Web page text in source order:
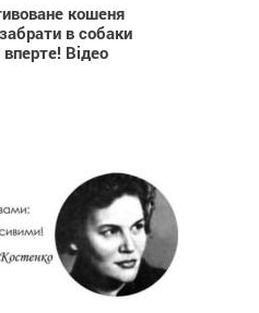
кошеня
в собаки
Відео